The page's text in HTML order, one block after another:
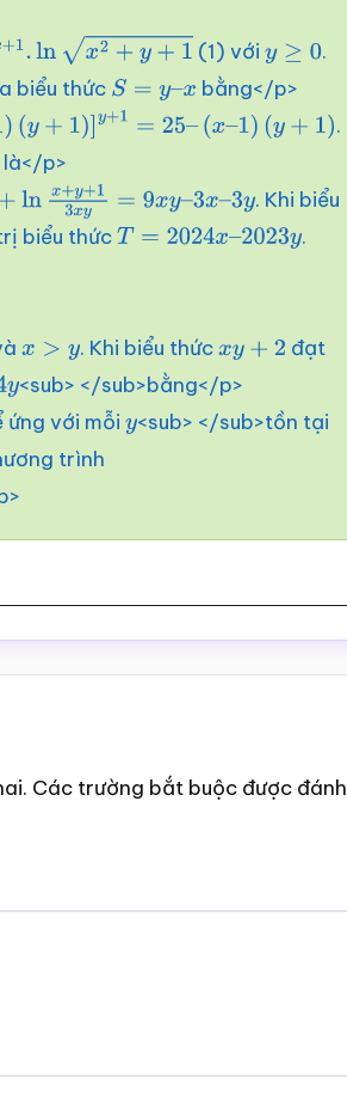
x2+y +1 (1) vớiy≥0
.
biểu thức S=y–x
bằng</p>
y +1) ]y +1=25 –(x–1)(y+1)
.
là</p>
+ln x+ y+13xy =9 xy–3x–3y . Khi biểu
biểu thứcT =2024x–2023y .
x>y . Khi biểu thứcxy+2
đạt
<sub> </sub>bằng</p>
với mỗi y<sub> </sub>tồn tại
trình
Các trường bắt buộc được đánh